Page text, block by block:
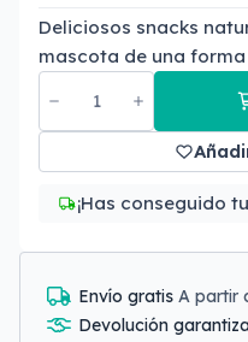
Deliciosos snacks
mascota de una
¡Has conseguido
Envío gratis A partir
Devolución